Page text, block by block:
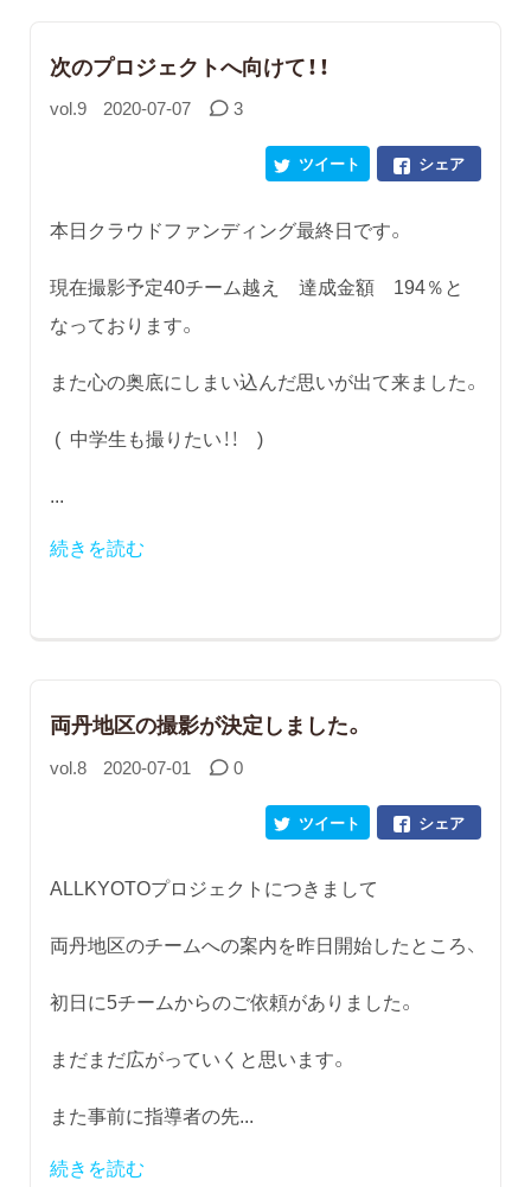
次のプロジェクトへ向けて！！
vol.9 2020-07-07 3
シェア
ツイート
本日クラウドファンディング最終日です。
現在撮影予定40チーム越え 達成金額 194％と
なっております。
また心の奥底にしまい込んだ思いが出て来ました。
( 中学生も撮りたい！！ )
...
続きを読む
両丹地区の撮影が決定しました。
vol.8 2020-07-01 0
シェア
ツイート
ALLKYOTOプロジェクトにつきまして
両丹地区のチームへの案内を昨日開始したところ、
初日に5チームからのご依頼がありました。
まだまだ広がっていくと思います。
また事前に指導者の先...
続きを読む